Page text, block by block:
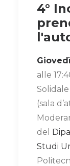
4°
alle
(sala
del
Studi